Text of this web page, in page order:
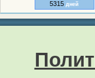
5315 дней